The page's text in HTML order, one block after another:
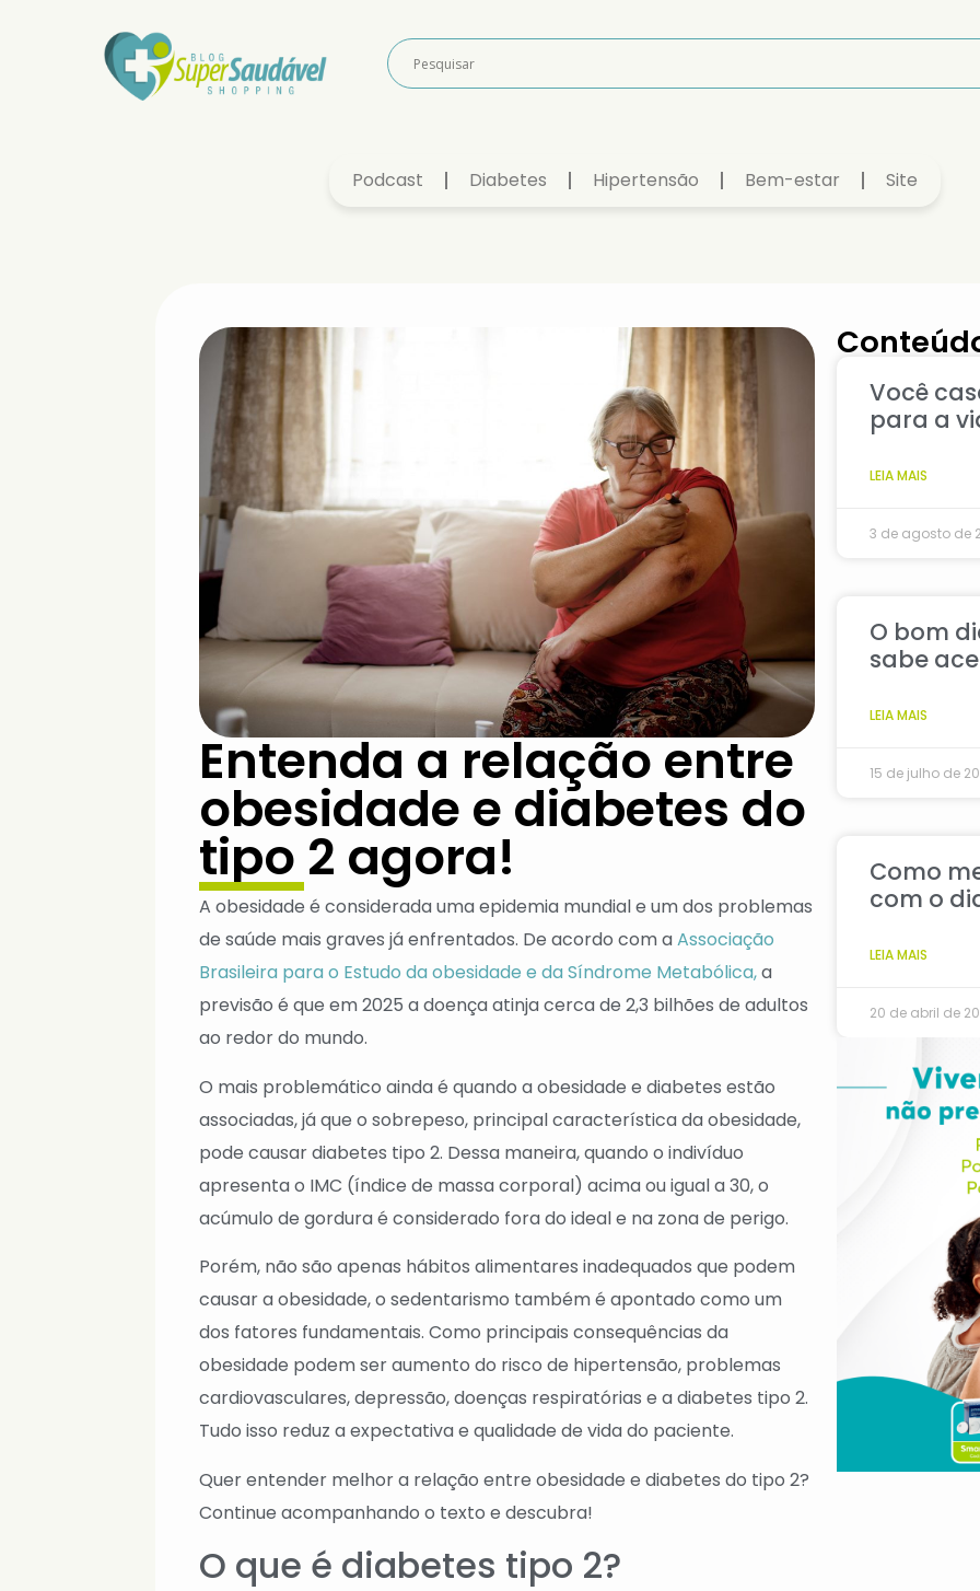
Podcast Diabetes Hipertensão Bem-estar Site
Entenda a relação entre
obesidade e diabetes do
tipo 2 agora!
A obesidade é considerada uma epidemia mundial e um dos problemas
de saúde mais graves já enfrentados. De acordo com aAssociação
Brasileira para o Estudo da obesidade e da Síndrome Metabólica,a
previsão é que em 2025 a doença atinja cerca de 2,3 bilhões de adultos
ao redor do mundo.
O mais problemático ainda é quando a obesidade e diabetes estão
associadas, já que o sobrepeso, principal característica da obesidade,
pode causar diabetes tipo 2. Dessa maneira, quando o indivíduo
apresenta o IMC (índice de massa corporal) acima ou igual a 30, o
acúmulo de gordura é considerado fora do ideal e na zona de perigo.
Porém, não são apenas hábitos alimentares inadequados que podem
causar a obesidade, o sedentarismo também é apontado como um
dos fatores fundamentais. Como principais consequências da
obesidade podem ser aumento do risco de hipertensão, problemas
cardiovasculares, depressão, doenças respiratórias e a diabetes tipo 2.
Tudo isso reduz a expectativa e qualidade de vida do paciente.
Quer entender melhor a relação entre obesidade e diabetes do tipo 2?
Continue acompanhando o texto e descubra!
O que é diabetes tipo 2?
Você
para a
LEIA MAIS
3 de agosto de
O bom
sabe
LEIA MAIS
15 de julho de
Como
com o
LEIA MAIS
20 de abril de